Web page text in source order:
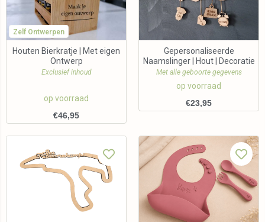
Zelf Ontwerpen
Houten Bierkratje | Met eigen
Ontwerp
Exclusief inhoud
op voorraad
€46,95
Gepersonaliseerde
Naamslinger | Hout | Decoratie
Met alle geboorte gegevens
op voorraad
€23,95